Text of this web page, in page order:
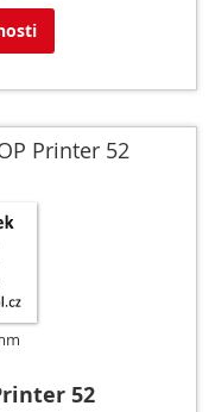
Printer 52
52